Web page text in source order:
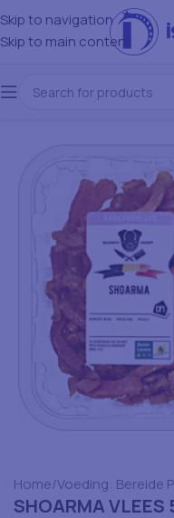
Skip to navigation
Skip to main content
Home Voeding: Bereide
SHOARMA VLEES